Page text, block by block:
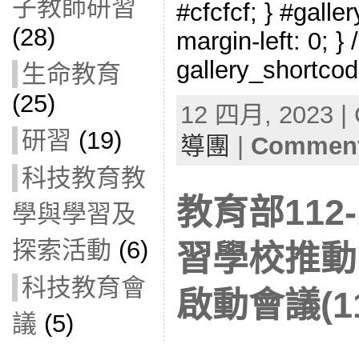
子教師研習
(28)
生命教育
(25)
研習 (19)
科技教育教
學與學習及
探索活動 (6)
科技教育會
議 (5)
#cfcfcf; }
margin-left: 0; }
12 四月, 2023
導團
教育部
習學校推
啟動會議